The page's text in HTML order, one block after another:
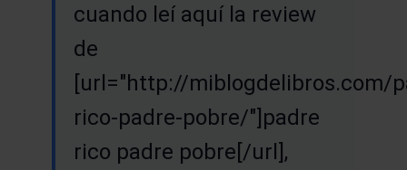
cuando leí aquí la review
de
[url="http://miblogdelibros.com/
rico-padre-pobre/"]padre
rico padre pobre[/url],